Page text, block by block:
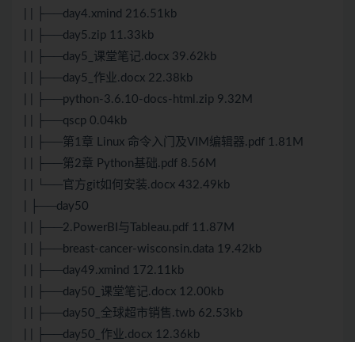
| | ├──day4.xmind 216.51kb
| | ├──day5.zip 11.33kb
| | ├──day5_课堂笔记.docx 39.62kb
| | ├──day5_作业.docx 22.38kb
| | ├──python-3.6.10-docs-html.zip 9.32M
| | ├──qscp 0.04kb
| | ├──第1章 Linux 命令入门及VIM编辑器.pdf 1.81M
| | ├──第2章 Python基础.pdf 8.56M
| | └──官方git如何安装.docx 432.49kb
| ├──day50
| | ├──2.PowerBI与Tableau.pdf 11.87M
| | ├──breast-cancer-wisconsin.data 19.42kb
| | ├──day49.xmind 172.11kb
| | ├──day50_课堂笔记.docx 12.00kb
| | ├──day50_全球超市销售.twb 62.53kb
| | ├──day50_作业.docx 12.36kb